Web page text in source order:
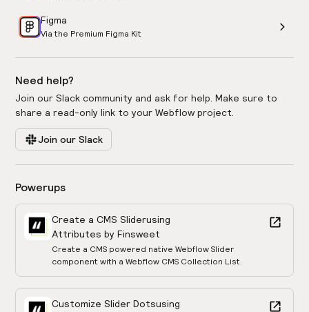
Figma
Via the Premium Figma Kit
Need help?
Join our Slack community and ask for help. Make sure to
share a read-only link to your Webflow project.
Join our Slack
Powerups
Create a CMS Sliderusing
Attributes by Finsweet
Create a CMS powered native Webflow Slider
component with a Webflow CMS Collection List.
Customize Slider Dotsusing